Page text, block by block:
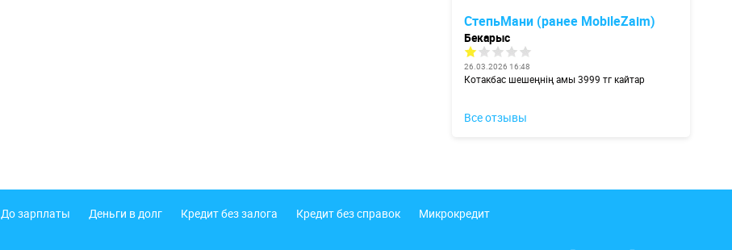
СтепьМани (ранее MobileZaim)
Бекарыс
26.03.2026 16:48
Котакбас шешеңнің амы 3999 тг кайтар
Все отзывы
До зарплаты Деньги в долг Кредит без залога Кредит без справок Микрокредит